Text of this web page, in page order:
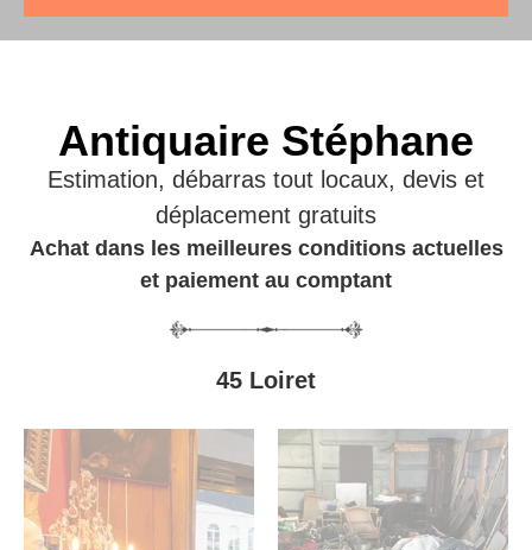
Antiquaire Stéphane
Estimation, débarras tout locaux, devis et
déplacement gratuits
Achat dans les meilleures conditions actuelles
et paiement au comptant
45 Loiret